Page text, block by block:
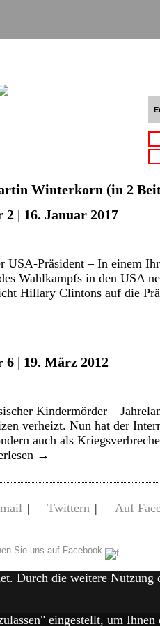
Winterkorn (in 2
| 16. Januar 2017
USA-Präsident – In einem
Wahlkampfs in den USA
Hillary Clintons auf die
6 | 19. März 2012
Kindermörder –
verheizt. Nun hat der
auch als
→
| Twittern | Auf
Sie uns auf Facebook
Durch die weitere
eingestellt, um